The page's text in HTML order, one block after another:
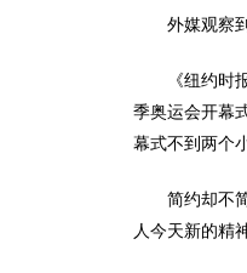
外媒观察
《纽约时
季奥运会开幕
幕式不到两个
简约却不
人今天新的精